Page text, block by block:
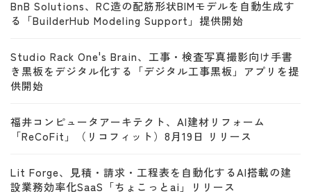
BnB Solutions、RC造の配筋形状BIMモデルを自動生成す
る「BuilderHub Modeling Support」提供開始
Studio Rack One's Brain、工事・検査写真撮影向け手書
き黒板をデジタル化する「デジタル工事黒板」アプリを提
供開始
福井コンピュータアーキテクト、AI建材リフォーム
「ReCoFit」（リコフィット）8月19日 リリース
Lit Forge、見積・請求・工程表を自動化するAI搭載の建
設業務効率化SaaS「ちょこっとai」リリース